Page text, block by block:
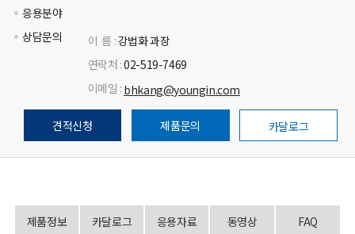
응용분야
상담문의
이 름 :강법화 과장
연락처 :02-519-7469
이메일 : bhkang@youngin.com
견적신청 제품문의 카달로그
제품정보 카달로그 응용자료 동영상 FAQ